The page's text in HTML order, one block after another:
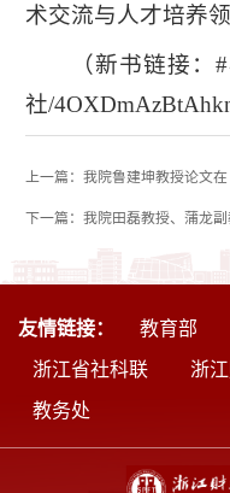
术交流与人才培养
（新书链接
社/
上一篇：我院鲁建坤教授论文
下一篇：我院田磊教授、蒲龙
友情链接： 教育部
浙江省社科联
浙
教务处